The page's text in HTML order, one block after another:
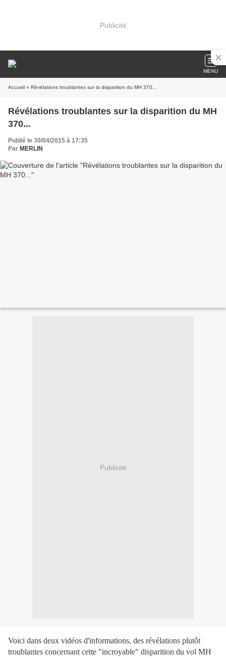
Publicité
MENU
Accueil » Révélations troublantes sur la disparition du MH 370...
Révélations troublantes sur la disparition du MH
370...
Publié le 30/04/2015 à 17:35
Par MERLIN
Publicité
Voici dans deux vidéos d'informations, des révélations plutôt
troublantes concernant cette "incroyable" disparition du vol MH